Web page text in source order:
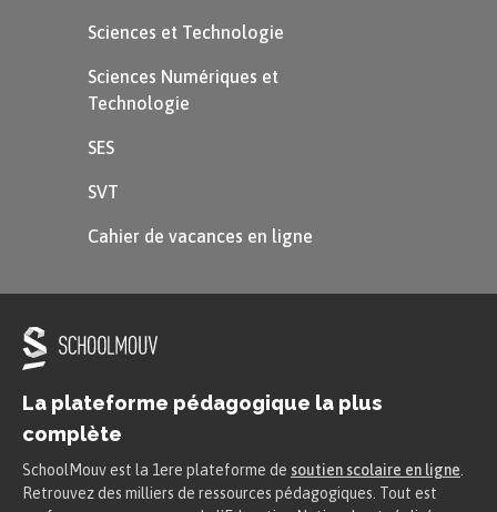
Sciences et Technologie
Sciences Numériques et
Technologie
SES
SVT
Cahier de vacances en ligne
La plateforme pédagogique la plus
complète
SchoolMouv est la 1ere plateforme de soutien scolaire en ligne
Retrouvez des milliers de ressources pédagogiques. Tout est